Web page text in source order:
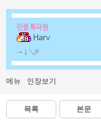
린클 특파원
Harv
→↓↘P
메뉴 인장보기
목록 본문